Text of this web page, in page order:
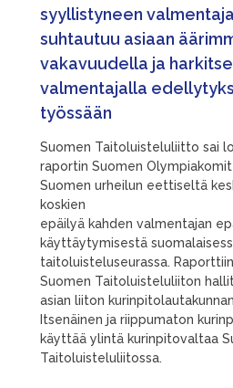
syyllistyneen
suhtautuu asiaan
vakavuudella ja
valmentajalla
työssään
Suomen Taitoluisteluliitto sai
raportin Suomen
Suomen urheilun eettiseltä
koskien
epäilyä kahden valmentajan
käyttäytymisestä
taitoluisteluseurassa.
Suomen Taitoluisteluliiton
asian liiton
Itsenäinen ja riippumaton
käyttää ylintä kurinpitovaltaa
Taitoluisteluliitossa.